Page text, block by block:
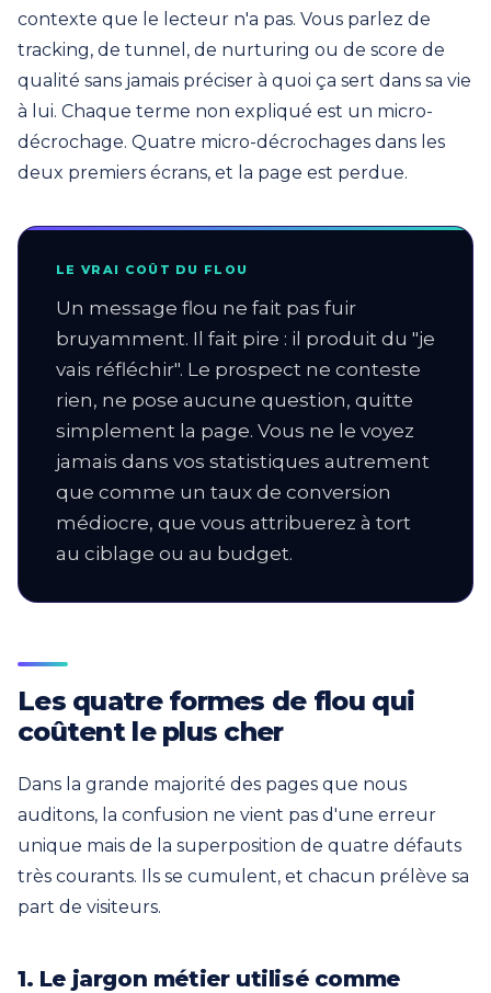
contexte que le lecteur n'a pas. Vous parlez de
tracking, de tunnel, de nurturing ou de score de
qualité sans jamais préciser à quoi ça sert dans sa vie
à lui. Chaque terme non expliqué est un micro-
décrochage. Quatre micro-décrochages dans les
deux premiers écrans, et la page est perdue.
LE VRAI COÛT DU FLOU
Un message flou ne fait pas fuir
bruyamment. Il fait pire : il produit du "je
vais réfléchir". Le prospect ne conteste
rien, ne pose aucune question, quitte
simplement la page. Vous ne le voyez
jamais dans vos statistiques autrement
que comme un taux de conversion
médiocre, que vous attribuerez à tort
au ciblage ou au budget.
Les quatre formes de flou qui
coûtent le plus cher
Dans la grande majorité des pages que nous
auditons, la confusion ne vient pas d'une erreur
unique mais de la superposition de quatre défauts
très courants. Ils se cumulent, et chacun prélève sa
part de visiteurs.
1. Le jargon métier utilisé comme